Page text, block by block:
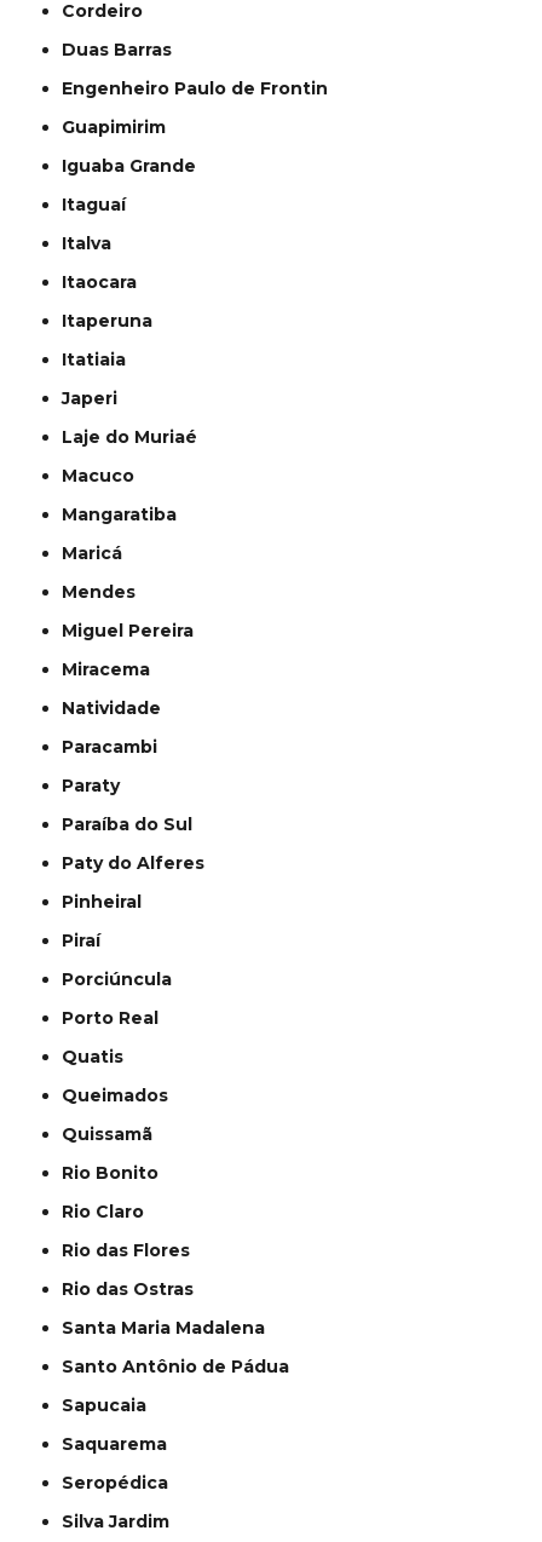
Cordeiro
Duas Barras
Engenheiro Paulo de Frontin
Guapimirim
Iguaba Grande
Itaguaí
Italva
Itaocara
Itaperuna
Itatiaia
Japeri
Laje do Muriaé
Macuco
Mangaratiba
Maricá
Mendes
Miguel Pereira
Miracema
Natividade
Paracambi
Paraty
Paraíba do Sul
Paty do Alferes
Pinheiral
Piraí
Porciúncula
Porto Real
Quatis
Queimados
Quissamã
Rio Bonito
Rio Claro
Rio das Flores
Rio das Ostras
Santa Maria Madalena
Santo Antônio de Pádua
Sapucaia
Saquarema
Seropédica
Silva Jardim